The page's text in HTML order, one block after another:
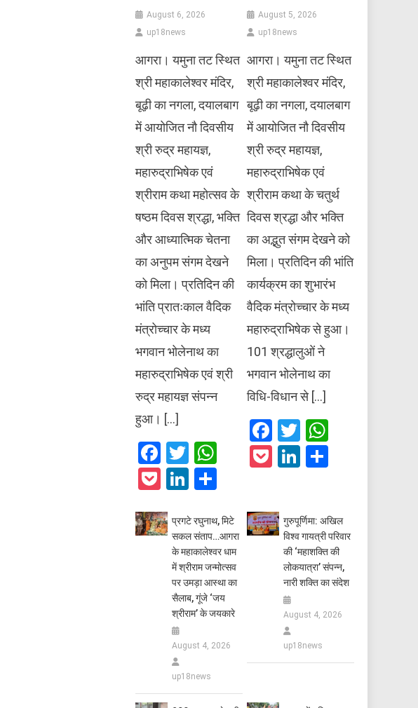
August 6, 2026
up18news
आगरा। यमुना तट स्थित
श्री महाकालेश्वर मंदिर,
बूढ़ी का नगला, दयालबाग
में आयोजित नौ दिवसीय
श्री रुद्र महायज्ञ,
महारुद्राभिषेक एवं
श्रीराम कथा महोत्सव के
षष्ठम दिवस श्रद्धा, भक्ति
और आध्यात्मिक चेतना
का अनुपम संगम देखने
को मिला। प्रतिदिन की
भांति प्रातःकाल वैदिक
मंत्रोच्चार के मध्य
भगवान भोलेनाथ का
महारुद्राभिषेक एवं श्री
रुद्र महायज्ञ संपन्न
हुआ। […]
Facebook
TwitterWhatsApp
PocketLinkedIn
August 5, 2026
up18news
आगरा। यमुना तट स्थित
श्री महाकालेश्वर मंदिर,
बूढ़ी का नगला, दयालबाग
में आयोजित नौ दिवसीय
श्री रुद्र महायज्ञ,
महारुद्राभिषेक एवं
श्रीराम कथा के चतुर्थ
दिवस श्रद्धा और भक्ति
का अद्भुत संगम देखने को
मिला। प्रतिदिन की भांति
कार्यक्रम का शुभारंभ
वैदिक मंत्रोच्चार के मध्य
महारुद्राभिषेक से हुआ।
101 श्रद्धालुओं ने
भगवान भोलेनाथ का
विधि-विधान से […]
Facebook
Twitter
PocketLinkedIn
प्रगटे रघुनाथ, मिटे
सकल संताप…आगरा
के महाकालेश्वर धाम
में श्रीराम जन्मोत्सव
पर उमड़ा आस्था का
सैलाब, गूंजे ‘जय
श्रीराम’ के जयकारे
August 4, 2026
up18news
गुरुपूर्णिमा: अखिल
विश्व गायत्री परिवार
की ‘महाशक्ति की
लोकयात्रा’ संपन्न,
नारी शक्ति का संदेश
August 4, 2026
up18news